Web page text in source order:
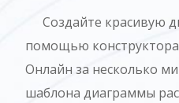
Создайте красивую
помощью конструктора
Онлайн за несколько
шаблона диаграммы